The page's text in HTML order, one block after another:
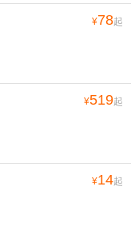
¥78起
¥519起
¥14起